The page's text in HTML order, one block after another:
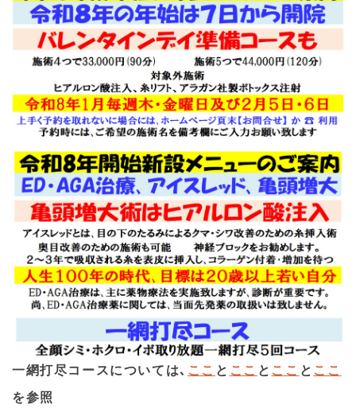
効果なんです。
2025.06.02
６月より、「お得な美肌・小顔セット」は、ＡとＢの２種
類に分かれます。Ｂには、アクネトーニングというレーザ
ー施術が含まれ、４種類のレーザートーニングを照射する
ものです。ニキビ、ニキビ様皮膚炎及び痒疹などを改善さ
せ美肌を達成するものです。尚、Ａは、従来のセットで
す。
2025.05.31
施術メニューに新たなセットが加わりました。ニキビ及び
ニキビ用皮膚炎を強力に抑え込むメニューです。急性増悪
期には７～１０日毎に２～３回お受けいただくと従来では
考えられないスピードで改善します。アクネＡ、アクネ
Ｂ、アクネＣ、アクネＤ及びお得な美肌・小顔セットＢで
す。乞うご期待。
鼻・口唇へのヒアルロン酸注入も開始しました。ヒアルロ
ン酸注入だけで「鼻先を高くする」特殊な技術も経験して
一網打尽コースについては､ ここ と ここ と ここ と ここ
を参照